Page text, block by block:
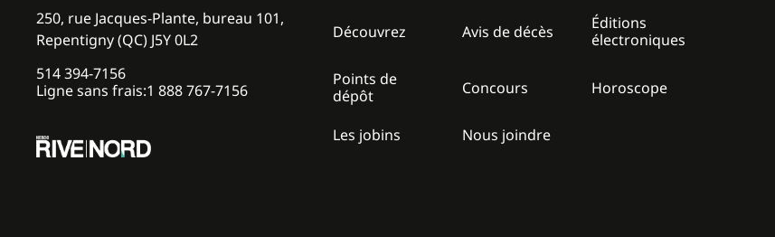
250, rue Jacques-Plante, bureau 101,
Repentigny (QC) J5Y 0L2
514 394-7156
Ligne sans frais:1 888 767-7156
Découvrez Avis de décès
Éditions
électroniques
Points de
dépôt
Concours Horoscope
Les jobins Nous joindre